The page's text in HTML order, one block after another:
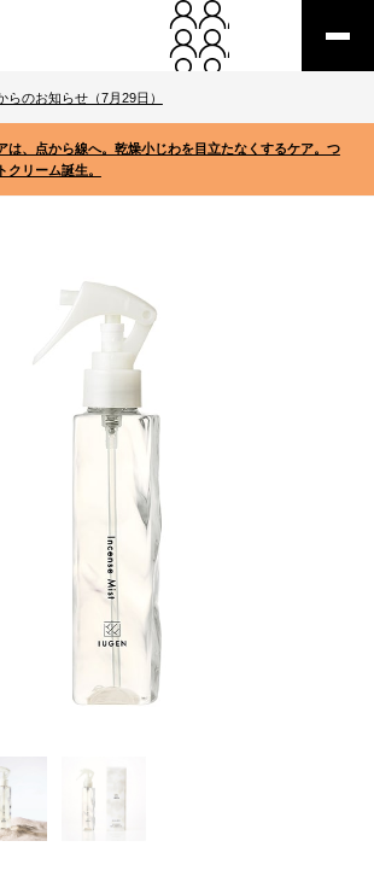
のお知らせ（7月29日）
は、点から線へ。乾燥小じわを目立たなくするケア。つ
クリーム誕生。